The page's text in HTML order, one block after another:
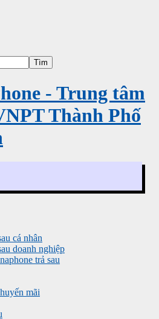
- Trung tâm
Thành Phố
cá nhân
doanh nghiệp
trả sau
mãi